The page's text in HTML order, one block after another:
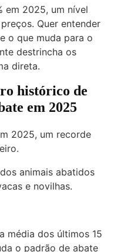
em 2025, um nível
Quer entender
o que muda para o
destrincha os
direta.
histórico de
em 2025
2025, um recorde
animais abatidos
e novilhas.
média dos últimos 15
o padrão de abate